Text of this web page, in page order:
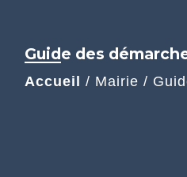
Guide des
Accueil / Mairie /